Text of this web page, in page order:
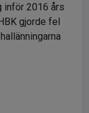
inför 2016 års
gjorde fel